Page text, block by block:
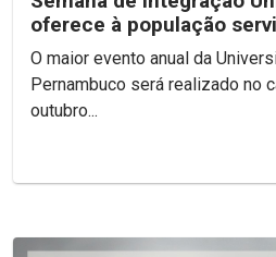
oferece à população
áreas de Saúde...
O maior evento anual da
Pernambuco será realizado no
outubro...